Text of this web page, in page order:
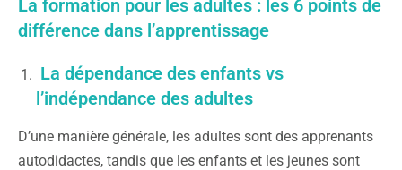
La formation pour les adultes : les 6 points de
différence dans l’apprentissage
La dépendance des enfants vs
l’indépendance des adultes
D’une manière générale, les adultes sont des apprenants
autodidactes, tandis que les enfants et les jeunes sont